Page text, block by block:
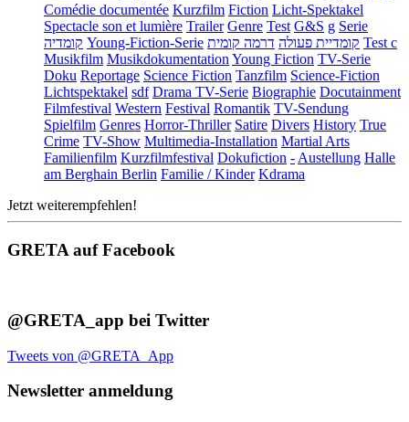
Comédie documentée Kurzfilm Fiction Licht-Spektakel
Spectacle son et lumière Trailer Genre Test G&S g Serie
קומדיה Young-Fiction-Serie קומדיית פעולה דרמה קומית
Test c
Musikfilm Musikdokumentation Young Fiction TV-Serie
Doku Reportage Science Fiction Tanzfilm Science-Fiction
Lichtspektakel sdf Drama TV-Serie Biographie Docutainment
Filmfestival Western Festival Romantik TV-Sendung
Spielfilm Genres Horror-Thriller Satire Divers History True
Crime TV-Show Multimedia-Installation Martial Arts
Familienfilm Kurzfilmfestival Dokufiction - Austellung Halle
am Berghain Berlin Familie / Kinder Kdrama
Jetzt weiterempfehlen!
GRETA auf Facebook
@GRETA_app bei Twitter
Tweets von @GRETA_App
Newsletter anmeldung